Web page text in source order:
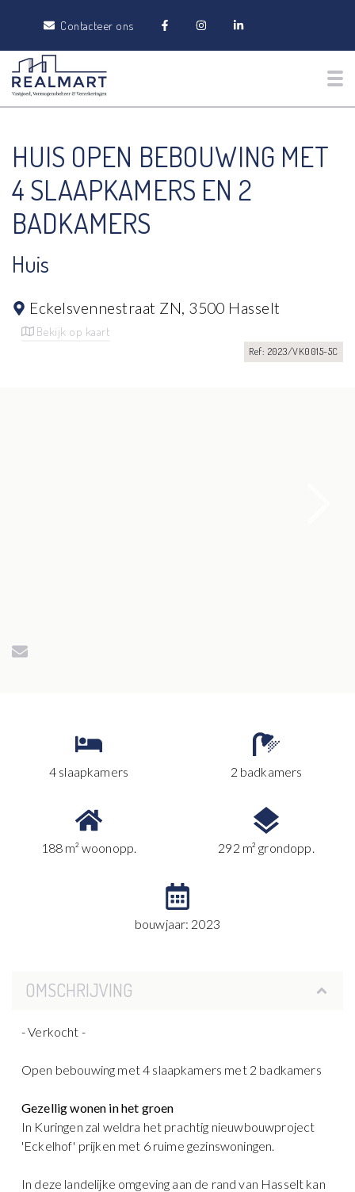
Contacteer ons
HUIS OPEN BEBOUWING MET
4 SLAAPKAMERS EN 2
BADKAMERS
Huis
Eckelsvennestraat ZN, 3500 Hasselt
Bekijk op kaart
Ref: 2023/VK0015-5C
4 slaapkamers 2 badkamers
188 m² woonopp. 292 m² grondopp.
bouwjaar: 2023
OMSCHRIJVING
- Verkocht -
Open bebouwing met 4 slaapkamers met 2 badkamers
Gezellig wonen in het groen
In Kuringen zal weldra het prachtig nieuwbouwproject
'Eckelhof' prijken met 6 ruime gezinswoningen.
In deze landelijke omgeving aan de rand van Hasselt kan